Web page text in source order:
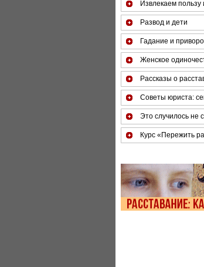
Извлекаем пользу
Развод и дети
Гадание и
Женское
Рассказы о
Советы юриста:
Это случилось не
Курс «Пережить